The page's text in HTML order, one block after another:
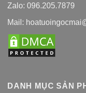
Zalo: 096.205.7879
Mail:
DANH MỤC SẢN